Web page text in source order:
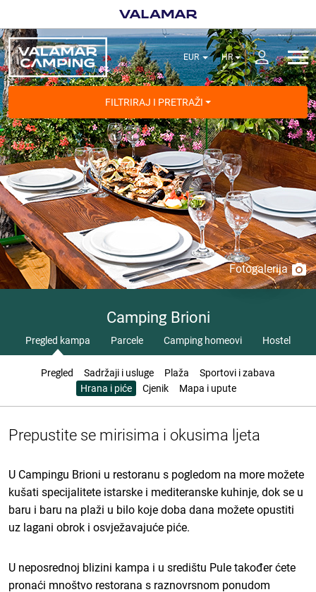
FILTRIRAJ I PRETRAŽI
Fotogalerija
Camping Brioni
Pregled kampa Parcele Camping homeovi Hostel
Pregled Sadržaji i usluge Plaža
Sportovi i zabava
Hrana i piće
Cjenik Mapa i upute
Prepustite se mirisima i okusima ljeta
U Campingu Brioni u restoranu s pogledom na more možete
kušati specijalitete istarske i mediteranske kuhinje, dok se u
baru i baru na plaži u bilo koje doba dana možete opustiti
uz lagani obrok i osvježavajuće piće.
U neposrednoj blizini kampa i u središtu Pule također ćete
pronaći mnoštvo restorana s raznovrsnom ponudom